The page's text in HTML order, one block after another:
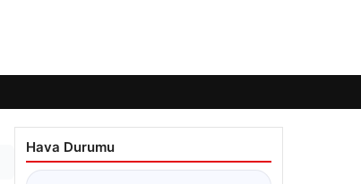
Hava Durumu